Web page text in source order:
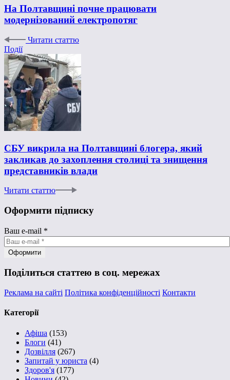
На Полтавщині почне працювати
модернізований електропотяг
Читати статтю
Події
СБУ викрила на Полтавщині блогера, який
закликав до захоплення столиці та знищення
представників влади
Читати статтю
Оформити підписку
Ваш e-mail *
Поділиться статтею в соц. мережах
Реклама на сайті Політика конфіденційності Контакти
Категорії
Афіша (153)
Блоги (41)
Дозвілля (267)
Запитай у юриста (4)
Здоров'я (177)